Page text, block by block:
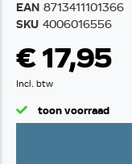
EAN 8713411101366
SKU 4006016556
€ 17,95
Incl. btw
toon voorraad